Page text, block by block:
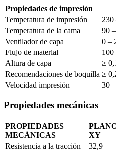
Propiedades de impresión
Temperatura de impresión
230
Temperatura de la cama
90
Ventilador de capa
0 –
Flujo de material
100
Altura de capa
≥ 0,1
Recomendaciones de boquilla ≥
Velocidad impresión
30
Propiedades mecánicas
PROPIEDADES
MECÁNICAS
XY
Resistencia a la tracción
32,9